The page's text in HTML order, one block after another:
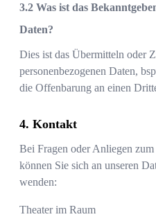
Was ist das
Daten?
Dies ist das Übermitteln oder
personenbezogenen Daten,
die Offenbarung an einen
Kontakt
Bei Fragen oder Anliegen
können Sie sich an unseren
wenden:
Theater im Raum